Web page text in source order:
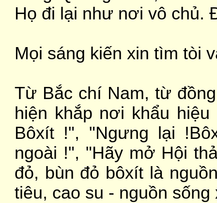
Họ đi lại như nơi vô chủ.
Mọi sáng kiến xin tìm tòi
Từ Bắc chí Nam, từ
hiện khắp nơi khẩu
Bôxít !", "Ngưng lại
ngoài !", "Hãy mở Hội
đỏ, bùn đỏ bôxít là
tiêu, cao su - nguồn